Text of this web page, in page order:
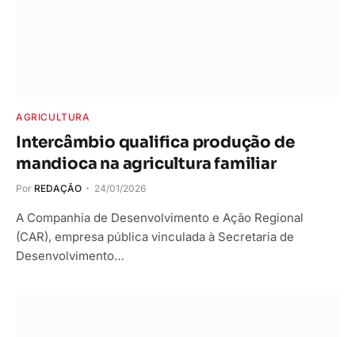
AGRICULTURA
Intercâmbio qualifica produção de
mandioca na agricultura familiar
Por REDAÇÃO 24/01/2026
A Companhia de Desenvolvimento e Ação Regional
(CAR), empresa pública vinculada à Secretaria de
Desenvolvimento…